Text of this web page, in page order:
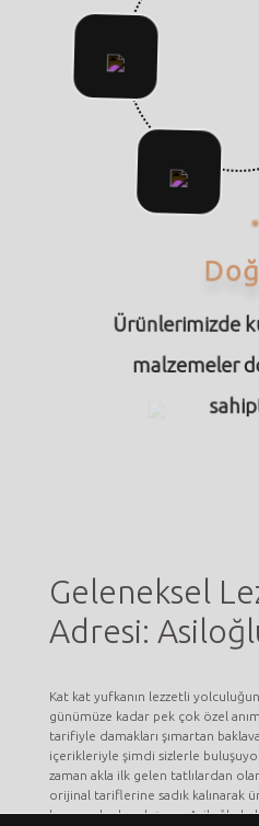
Tüm
yöresinden,
Geleneksel
Adresi:
Kat kat yufkanın lezzetli
günümüze kadar pek çok özel
tarifiyle damakları şımartan
içerikleriyle şimdi sizlerle
zaman akla ilk gelen tatlılardan
orijinal tariflerine sadık kalınarak
kapınıza kadar ulaşıyor. Asiloğlu